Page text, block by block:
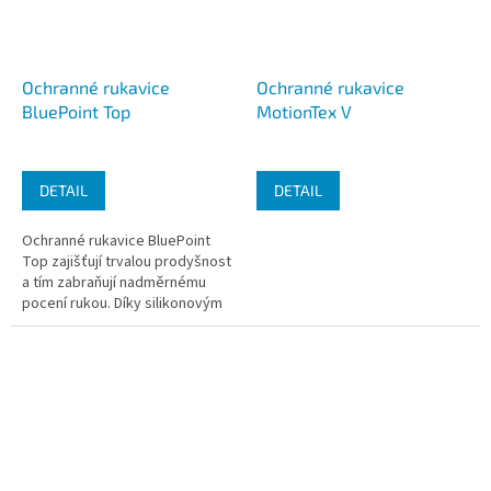
Ochranné rukavice
BluePoint Top
DETAIL
Ochranné rukavice BluePoint
Top zajišťují trvalou prodyšnost
a tím zabraňují nadměrnému
pocení rukou. Díky silikonovým
nopům na dlaních a prstech
Ochranné rukavice
MotionTex V
DETAIL